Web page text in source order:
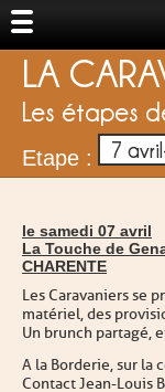
LA
Les étapes
Etape : 7
le samedi 07 avril
La Touche de
CHARENTE
Les Caravaniers se
matériel, des
Un brunch partagé,
A la Borderie, sur la
Contact Jean-Louis